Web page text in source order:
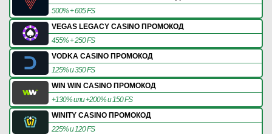
500% + 605 FS
VEGAS LEGACY CASINO ПРОМОКОД
455% + 250 FS
VODKA CASINO ПРОМОКОД
125% и 350 FS
WIN WIN CASINO ПРОМОКОД
+130% или +200% и 150 FS
WINITY CASINO ПРОМОКОД
225% и 120 FS